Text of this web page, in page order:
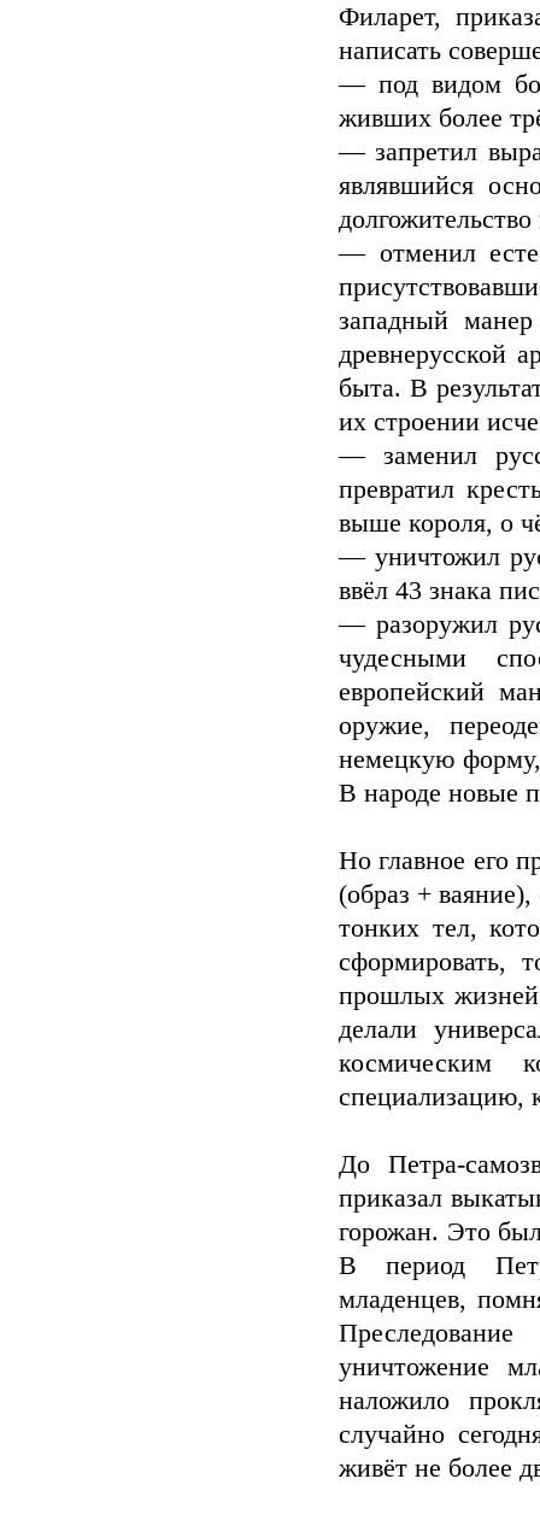
Филарет,
написать
— под видом
живших более
— запретил
являвшийся
— отменил
западный
древнерусской
быта. В
их строении
— заменил
превратил
выше короля, о
— уничтожил
ввёл 43 знака
— разоружил
чудесными
европейский
оружие,
немецкую
В народе новые
Но главное его
(образ + ваяние),
тонких тел,
сформировать,
прошлых
делали
космическим
специализацию,
До Петра-
приказал
горожан. Это
В период
младенцев,
уничтожение
наложило
случайно
живёт не более